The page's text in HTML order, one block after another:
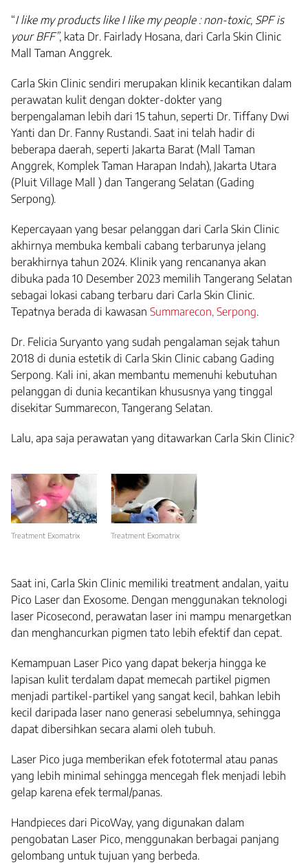
“I like my products like I like my people : non-toxic, SPF is
your BFF”, kata Dr. Fairlady Hosana, dari Carla Skin Clinic
Mall Taman Anggrek.
Carla Skin Clinic sendiri merupakan klinik kecantikan dalam
perawatan kulit dengan dokter-dokter yang
berpengalaman lebih dari 15 tahun, seperti Dr. Tiffany Dwi
Yanti dan Dr. Fanny Rustandi. Saat ini telah hadir di
beberapa daerah, seperti Jakarta Barat (Mall Taman
Anggrek, Komplek Taman Harapan Indah), Jakarta Utara
(Pluit Village Mall ) dan Tangerang Selatan (Gading
Serpong).
Kepercayaan yang besar pelanggan dari Carla Skin Clinic
akhirnya membuka kembali cabang terbarunya jelang
berakhirnya tahun 2024. Klinik yang rencananya akan
dibuka pada 10 Desember 2023 memilih Tangerang Selatan
sebagai lokasi cabang terbaru dari Carla Skin Clinic.
Tepatnya berada di kawasan Summarecon, Serpong.
Dr. Felicia Suryanto yang sudah pengalaman sejak tahun
2018 di dunia estetik di Carla Skin Clinic cabang Gading
Serpong. Kali ini, akan membantu memenuhi kebutuhan
pelanggan di dunia kecantikan khususnya yang tinggal
disekitar Summarecon, Tangerang Selatan.
Lalu, apa saja perawatan yang ditawarkan Carla Skin Clinic?
Treatment Exomatrix Treatment Exomatrix
Saat ini, Carla Skin Clinic memiliki treatment andalan, yaitu
Pico Laser dan Exosome. Dengan menggunakan teknologi
laser Picosecond, perawatan laser ini mampu menargetkan
dan menghancurkan pigmen tato lebih efektif dan cepat.
Kemampuan Laser Pico yang dapat bekerja hingga ke
lapisan kulit terdalam dapat memecah partikel pigmen
menjadi partikel-partikel yang sangat kecil, bahkan lebih
kecil daripada laser nano generasi sebelumnya, sehingga
dapat dibersihkan secara alami oleh tubuh.
Laser Pico juga memberikan efek fototermal atau panas
yang lebih minimal sehingga mencegah flek menjadi lebih
gelap karena efek termal/panas.
Handpieces dari PicoWay, yang digunakan dalam
pengobatan Laser Pico, menggunakan berbagai panjang
gelombang untuk tujuan yang berbeda.